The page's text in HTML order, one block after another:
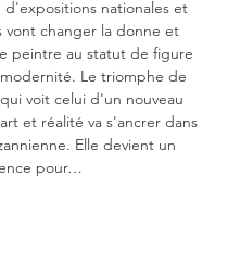
d'expositions nationales et
vont changer la donne et
peintre au statut de figure
Le triomphe de
voit celui d'un nouveau
et réalité va s'ancrer dans
Elle devient un
pour…